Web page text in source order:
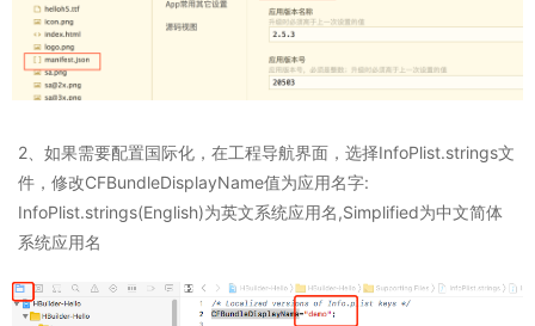
2、如果需要配置国际化，在工程导航界面，选择InfoPlist.strings文
件，修改CFBundleDisplayName值为应用名字:
InfoPlist.strings(English)为英文系统应用名,Simplified为中文简体
系统应用名